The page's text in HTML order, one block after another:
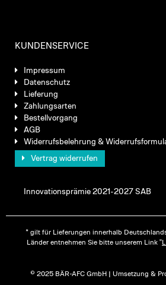
KUNDENSERVICE
Impressum
Datenschutz
Lieferung
Zahlungsarten
Bestellvorgang
AGB
Widerrufsbelehrung &
Vertrag widerrufen
Innovationsprämie 2021-2027 SAB
* gilt für Lieferungen innerhalb
Länder entnehmen Sie bitte unserem Link "
© 2025 BÄR-AFC GmbH | Umsetzung &